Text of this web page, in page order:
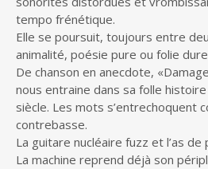
tempo frénétique.
Elle se poursuit, toujours entre
animalité, poésie pure ou folie
De chanson en anecdote,
nous entraine dans sa folle
siècle. Les mots s’entrechoquent
contrebasse.
La guitare nucléaire fuzz et l’as de
La machine reprend déjà son